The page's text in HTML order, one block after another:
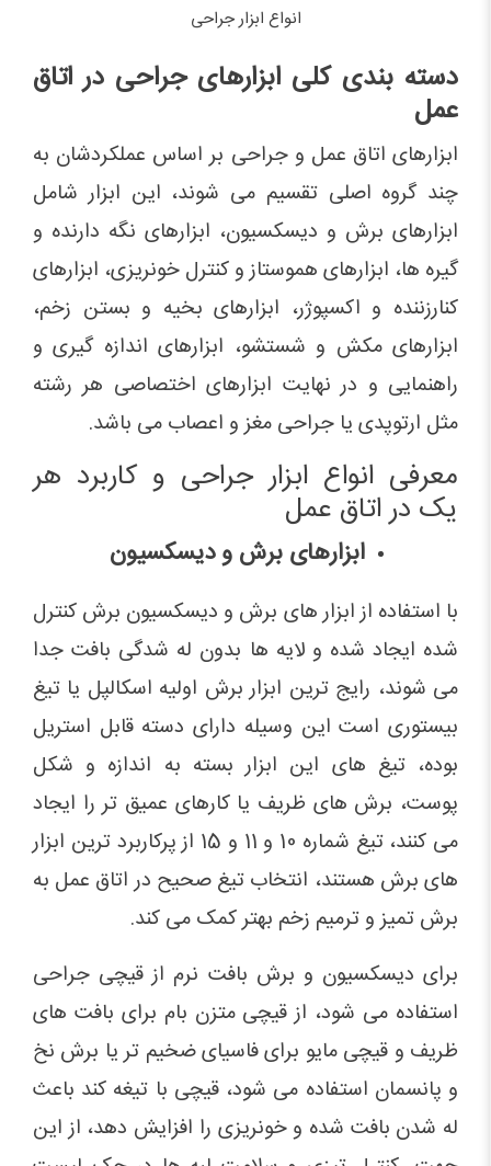
انواع ابزار جراحی
دسته بندی کلی ابزارهای جراحی در اتاق
عمل
ابزارهای اتاق عمل و جراحی بر اساس عملکردشان به
چند گروه اصلی تقسیم می شوند، این ابزار شامل
ابزارهای برش و دیسکسیون، ابزارهای نگه دارنده و
گیره ها، ابزارهای هموستاز و کنترل خونریزی، ابزارهای
کنارزننده و اکسپوژر، ابزارهای بخیه و بستن زخم،
ابزارهای مکش و شستشو، ابزارهای اندازه گیری و
راهنمایی و در نهایت ابزارهای اختصاصی هر رشته
مثل ارتوپدی یا جراحی مغز و اعصاب می باشد.
معرفی انواع ابزار جراحی و کاربرد هر
یک در اتاق عمل
ابزارهای برش و دیسکسیون
با استفاده از ابزار های برش و دیسکسیون برش کنترل
شده ایجاد شده و لایه ها بدون له شدگی بافت جدا
می شوند، رایج ترین ابزار برش اولیه اسکالپل یا تیغ
بیستوری است این وسیله دارای دسته قابل استریل
بوده، تیغ های این ابزار بسته به اندازه و شکل
پوست، برش های ظریف یا کارهای عمیق تر را ایجاد
می کنند، تیغ شماره 10 و 11 و 15 از پرکاربرد ترین ابزار
های برش هستند، انتخاب تیغ صحیح در اتاق عمل به
برش تمیز و ترمیم زخم بهتر کمک می کند.
برای دیسکسیون و برش بافت نرم از قیچی جراحی
استفاده می شود، از قیچی متزن بام برای بافت های
ظریف و قیچی مایو برای فاسیای ضخیم تر یا برش نخ
و پانسمان استفاده می شود، قیچی با تیغه کند باعث
له شدن بافت شده و خونریزی را افزایش دهد، از این